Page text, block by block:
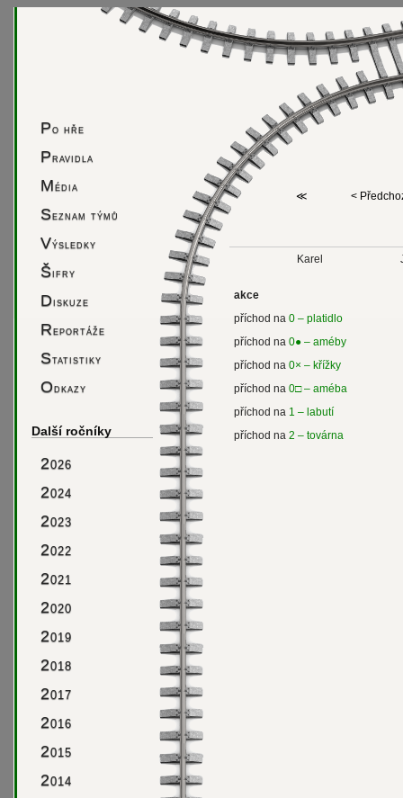
Po hře
Pravidla
Média
Seznam týmů
Výsledky
Šifry
Diskuze
Reportáže
Statistiky
Odkazy
Další ročníky
2026
2024
2023
2022
2021
2020
2019
2018
2017
2016
2015
2014
≪ <
Karel
akce
příchod na 0 – platidlo
příchod na 0● – améby
příchod na 0× – křížky
příchod na 0□ – améba
příchod na 1 – labutí
příchod na 2 – továrna